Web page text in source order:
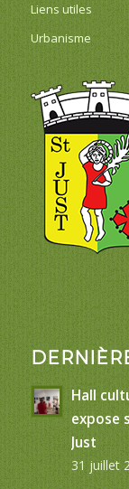
Liens utiles
Urbanisme
Hall
expose
Just
31 juillet